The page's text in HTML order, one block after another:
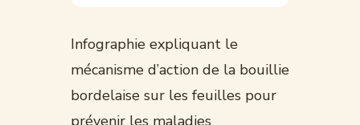
Infographie expliquant le
mécanisme d’action de la bouillie
bordelaise sur les feuilles pour
prévenir les maladies